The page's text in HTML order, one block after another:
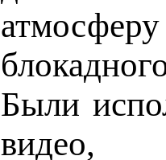
Были
видео,